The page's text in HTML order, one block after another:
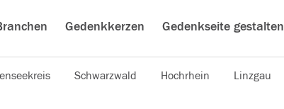
Gedenkkerzen Gedenkseite gestalten
Schwarzwald Hochrhein Linzgau